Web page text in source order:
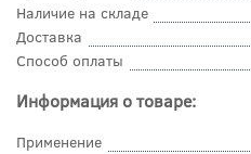
Наличие на складе
Доставка
Способ оплаты
Информация о товаре:
Применение